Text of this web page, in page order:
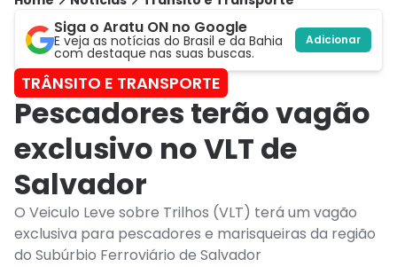
Siga o Aratu ON no Google
E veja as notícias do Brasil e da Bahia
com destaque nas suas buscas.
Adicionar
TRÂNSITO E TRANSPORTE
Pescadores terão vagão
exclusivo no VLT de
Salvador
O Veiculo Leve sobre Trilhos (VLT) terá um vagão
exclusiva para pescadores e marisqueiras da região
do Subúrbio Ferroviário de Salvador